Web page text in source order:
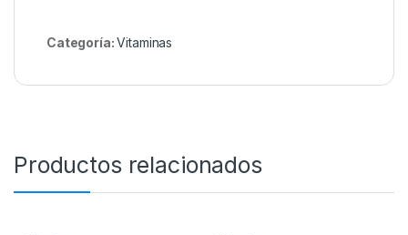
Categoría:Vitaminasㅤ
Productos relacionados